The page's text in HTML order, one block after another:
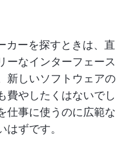
カーを探すときは、直
ーなインターフェース
新しいソフトウェアの
費やしたくはないでし
仕事に使うのに広範な
ずです。